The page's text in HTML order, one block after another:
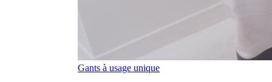
Gants à usage unique